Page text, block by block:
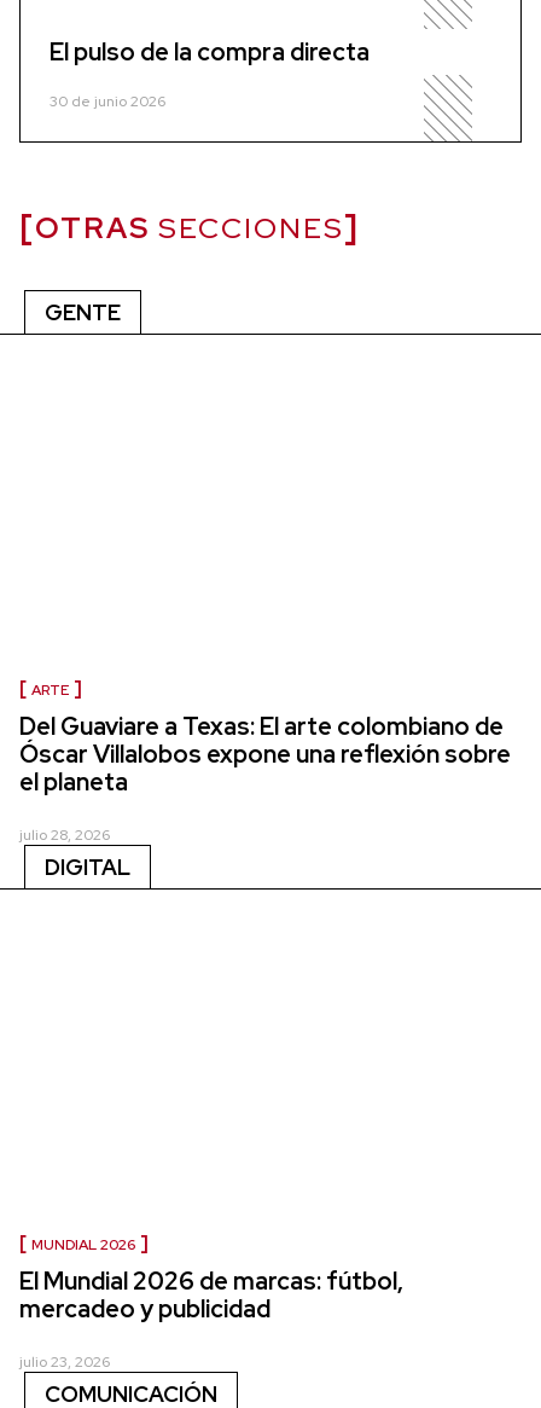
El pulso de la compra directa
30 de junio 2026
OTRAS SECCIONES
GENTE
ARTE
Del Guaviare a Texas: El arte colombiano de
Óscar Villalobos expone una reflexión sobre
el planeta
julio 28, 2026
DIGITAL
MUNDIAL 2026
El Mundial 2026 de marcas: fútbol,
mercadeo y publicidad
julio 23, 2026
COMUNICACIÓN